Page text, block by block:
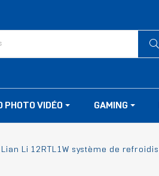
PHOTO VIDÉO GAMING
Lian Li 12RTL1W système de